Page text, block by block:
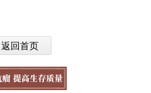
返回首页